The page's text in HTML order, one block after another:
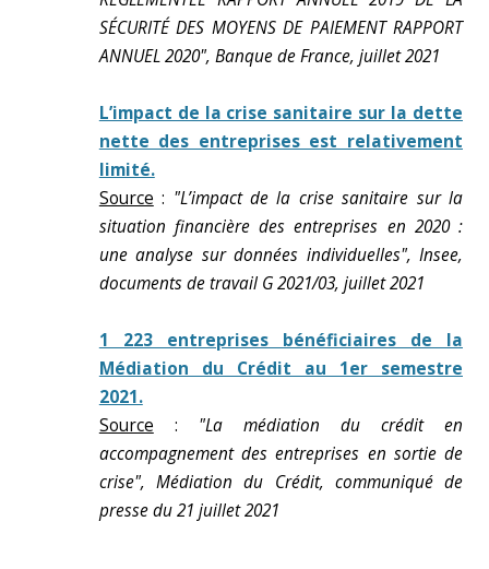
SÉCURITÉ DES MOYENS DE PAIEMENT RAPPORT
ANNUEL 2020", Banque de France, juillet 2021
L’impact de la crise sanitaire sur la dette
nette des entreprises est relativement
limité.
Source : "L’impact de la crise sanitaire sur la
situation financière des entreprises en 2020 :
une analyse sur données individuelles", Insee,
documents de travail G 2021/03, juillet 2021
1 223 entreprises bénéficiaires de la
Médiation du Crédit au 1er semestre
2021.
Source : "La médiation du crédit en
accompagnement des entreprises en sortie de
crise", Médiation du Crédit, communiqué de
presse du 21 juillet 2021